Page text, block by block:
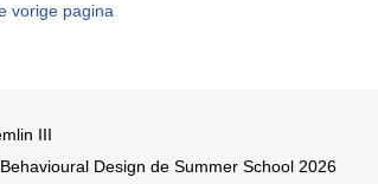
vorige pagina
III
Design de Summer School 2026